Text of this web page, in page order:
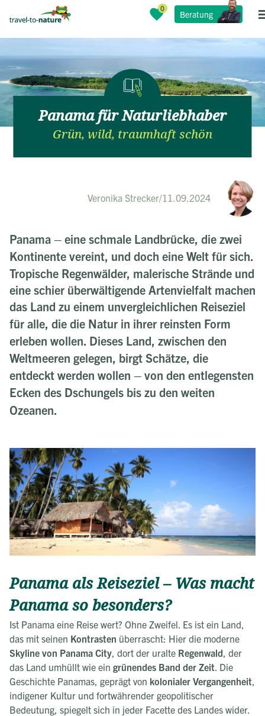
Beratung
Panama für Naturliebhaber
Grün, wild, traumhaft schön
Veronika Strecker/11.09.2024
Panama – eine schmale Landbrücke, die zwei
Kontinente vereint, und doch eine Welt für sich.
Tropische Regenwälder, malerische Strände und
eine schier überwältigende Artenvielfalt machen
das Land zu einem unvergleichlichen Reiseziel
für alle, die die Natur in ihrer reinsten Form
erleben wollen. Dieses Land, zwischen den
Weltmeeren gelegen, birgt Schätze, die
entdeckt werden wollen – von den entlegensten
Ecken des Dschungels bis zu den weiten
Ozeanen.
Panama als Reiseziel – Was macht
Panama so besonders?
Ist Panama eine Reise wert? Ohne Zweifel. Es ist ein Land,
das mit seinen Kontrasten überrascht: Hier die moderne
Skyline von Panama City , dort der uralte Regenwald , der
das Land umhüllt wie ein grünendes Band der Zeit . Die
Geschichte Panamas, geprägt von kolonialer Vergangenheit
indigener Kultur und fortwährender geopolitischer
Bedeutung, spiegelt sich in jeder Facette des Landes wider.